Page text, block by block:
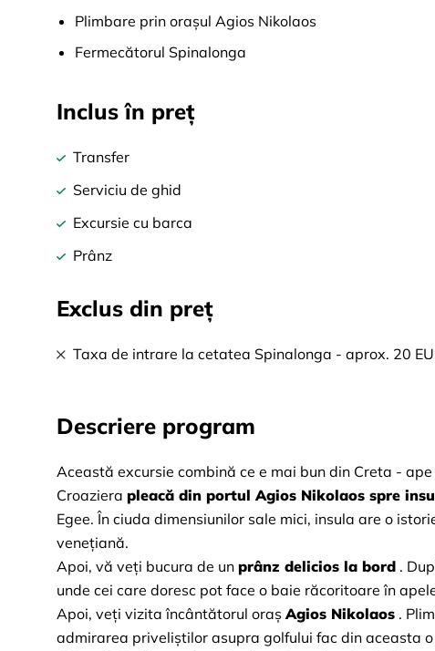
Plimbare prin orașul Agios Nikolaos
Fermecătorul Spinalonga
Inclus în preț
Transfer
Serviciu de ghid
Excursie cu barca
Prânz
Exclus din preț
Taxa de intrare la cetatea Spinalonga - aprox. 20
Descriere program
Această excursie combină ce e mai bun din Creta -
Croaziera pleacă din portul Agios Nikolaos spre
Egee. În ciuda dimensiunilor sale mici, insula are o
venețiană.
Apoi, vă veți bucura de un prânz delicios la bord .
unde cei care doresc pot face o baie răcoritoare în
Apoi, veți vizita încântătorul oraș Agios Nikolaos .
admirarea priveliștilor asupra golfului fac din aceasta